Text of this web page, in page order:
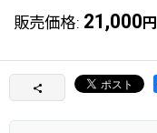
販売価格: 21,000 円